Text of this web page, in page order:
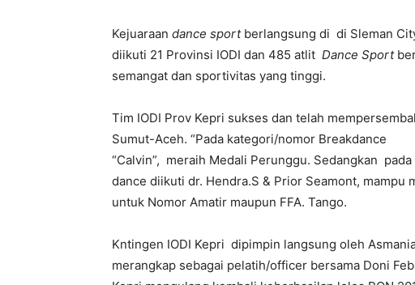
Kejuaraan dance sportberlangsung di di Sleman
diikuti 21 Provinsi IODI dan 485 atlit Dance Sport
semangat dan sportivitas yang tinggi.
Tim IODI Prov Kepri sukses dan telah
Sumut-Aceh. “Pada kategori/nomor Breakdance
“Calvin”, meraih Medali Perunggu. Sedangkan
dance diikuti dr. Hendra.S & Prior Seamont, mampu
untuk Nomor Amatir maupun FFA. Tango.
Kntingen IODI Kepri dipimpin langsung oleh
merangkap sebagai pelatih/officer bersama Doni